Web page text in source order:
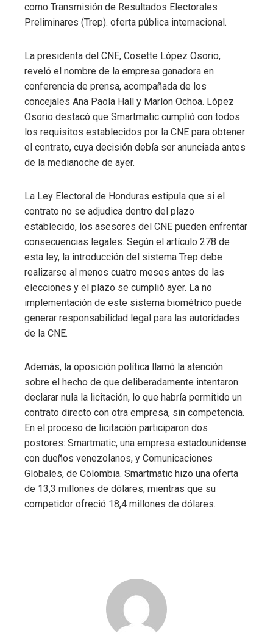
como Transmisión de Resultados Electorales
Preliminares (Trep). oferta pública internacional.
La presidenta del CNE, Cosette López Osorio,
reveló el nombre de la empresa ganadora en
conferencia de prensa, acompañada de los
concejales Ana Paola Hall y Marlon Ochoa. López
Osorio destacó que Smartmatic cumplió con todos
los requisitos establecidos por la CNE para obtener
el contrato, cuya decisión debía ser anunciada antes
de la medianoche de ayer.
La Ley Electoral de Honduras estipula que si el
contrato no se adjudica dentro del plazo
establecido, los asesores del CNE pueden enfrentar
consecuencias legales. Según el artículo 278 de
esta ley, la introducción del sistema Trep debe
realizarse al menos cuatro meses antes de las
elecciones y el plazo se cumplió ayer. La no
implementación de este sistema biométrico puede
generar responsabilidad legal para las autoridades
de la CNE.
Además, la oposición política llamó la atención
sobre el hecho de que deliberadamente intentaron
declarar nula la licitación, lo que habría permitido un
contrato directo con otra empresa, sin competencia.
En el proceso de licitación participaron dos
postores: Smartmatic, una empresa estadounidense
con dueños venezolanos, y Comunicaciones
Globales, de Colombia. Smartmatic hizo una oferta
de 13,3 millones de dólares, mientras que su
competidor ofreció 18,4 millones de dólares.